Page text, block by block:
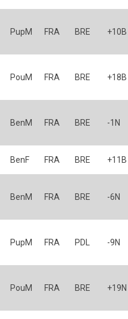
PupM FRA BRE +10B
PouM FRA BRE +18B
BenM FRA BRE -1N
BenF FRA BRE +11B
BenM FRA BRE -6N
PupM FRA PDL -9N
PouM FRA BRE +19N